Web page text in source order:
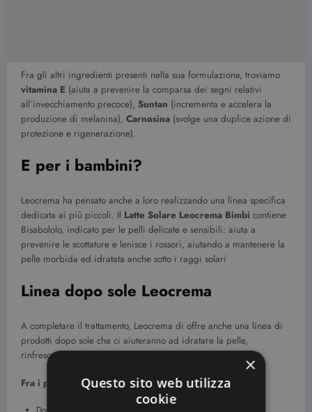
Fra gli altri ingredienti presenti nella sua formulazione, troviamo
vitamina E (aiuta a prevenire la comparsa dei segni relativi
all’invecchiamento precoce), Suntan (incrementa e accelera la
produzione di melanina), Carnosina (svolge una duplice azione di
protezione e rigenerazione).
E per i bambini?
Leocrema ha pensato anche a loro realizzando una linea specifica
dedicata ai più piccoli. Il Latte Solare Leocrema Bimbi contiene
Bisabololo, indicato per le pelli delicate e sensibili: aiuta a
prevenire le scottature e lenisce i rossori, aiutando a mantenere la
pelle morbida ed idratata anche sotto i raggi solari
Linea dopo sole Leocrema
A completare il trattamento, Leocrema di offre anche una linea di
prodotti dopo sole che ci aiuteranno ad idratare la pelle,
rinfrescarla e mantenere l’abbronzatura più a lungo.
Fra i prodotti dopo sole troviamo:
×
Questo sito web utilizza
cookie